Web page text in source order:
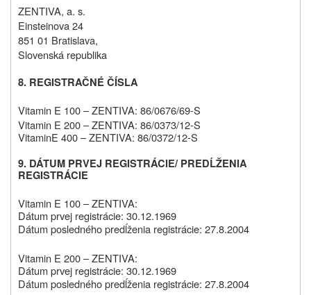
ZENTIVA, a. s.
Einsteinova 24
851 01 Bratislava,
Slovenská republika
8. REGISTRAČNÉ ČÍSLA
Vitamin E 100 – ZENTIVA: 86/0676/69-S
Vitamin E 200 – ZENTIVA: 86/0373/12-S
VitaminE 400 – ZENTIVA: 86/0372/12-S
9. DÁTUM PRVEJ REGISTRÁCIE/ PREDĹŽENIA
REGISTRÁCIE
Vitamin E 100 – ZENTIVA:
Dátumprvej registrácie: 30.12.1969
Dátum posledného predĺženia registrácie: 27.8.2004
Vitamin E 200 – ZENTIVA:
Dátumprvej registrácie: 30.12.1969
Dátum posledného predĺženia registrácie: 27.8.2004